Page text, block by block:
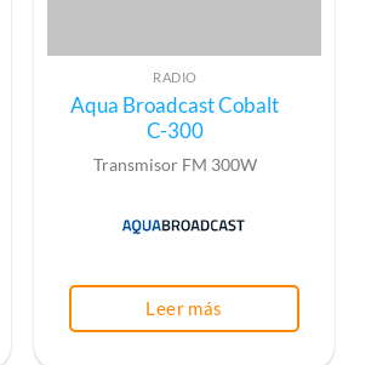
RADIO
Aqua Broadcast Cobalt
C-300
Transmisor FM 300W
Leer más